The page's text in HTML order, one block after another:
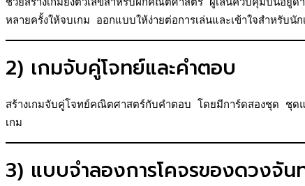
หลายครั้งให้จบเกม ออกแบบให้ง่ายต่อการเล่นและเข้าใจสำหรับ
2) เกมจับคู่โจทย์และคำตอบ
สร้างเกมจับคู่โจทย์คณิตศาสตร์กับคำตอบ โดยมีการ์ดสองชุด ชุ
เกม
3) แบบจำลองการโคจรของดวงจัน